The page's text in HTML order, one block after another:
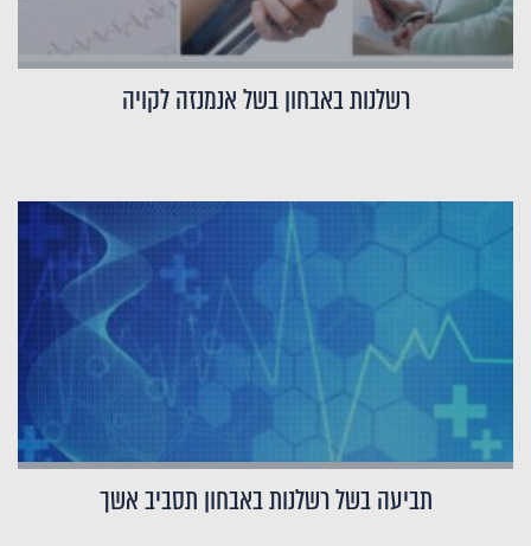
רשלנות באבחון בשל אנמנזה לקויה
תביעה בשל רשלנות באבחון תסביב אשך